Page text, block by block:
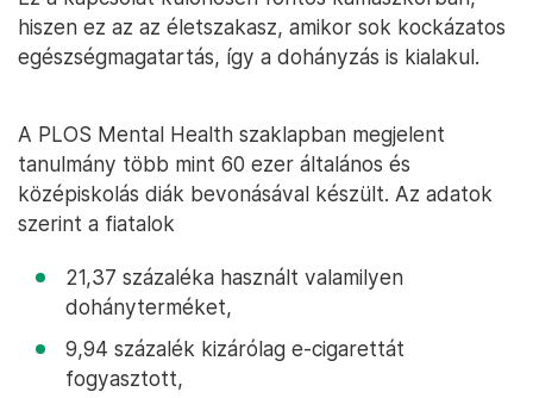
hiszen ez az az életszakasz, amikor sok kockázatos
egészségmagatartás, így a dohányzás is kialakul.
A PLOS Mental Health szaklapban megjelent
tanulmány több mint 60 ezer általános és
középiskolás diák bevonásával készült. Az adatok
szerint a fiatalok
21,37 százaléka használt valamilyen
dohányterméket,
9,94 százalék kizárólag e-cigarettát
fogyasztott,